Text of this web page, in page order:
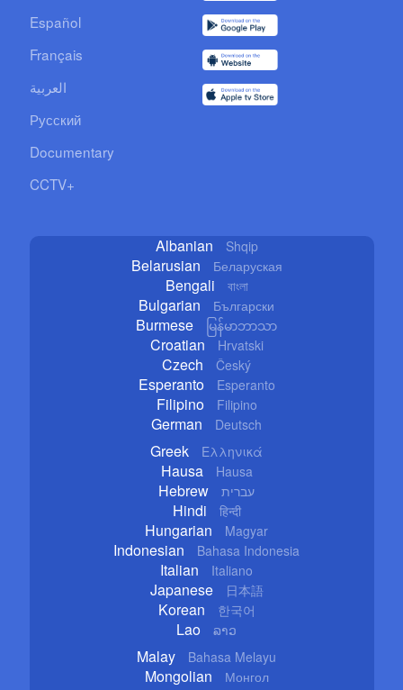
Español
Français
العربية
Русский
Documentary
CCTV+
Albanian Shqip
Belarusian Беларуская
Bengali বাংলা
Bulgarian Български
Burmese မြန်မာဘာသာ
Croatian Hrvatski
Czech Český
Esperanto Esperanto
Filipino Filipino
German Deutsch
Greek Ελληνικά
Hausa Hausa
Hebrew עברית
Hindi हिन्दी
Hungarian Magyar
Indonesian Bahasa Indonesia
Italian Italiano
Japanese 日本語
Korean 한국어
Lao ລາວ
Malay Bahasa Melayu
Mongolian Монгол